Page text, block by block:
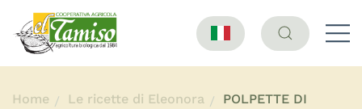
Home Le ricette di Eleonora
POLPETTE DI